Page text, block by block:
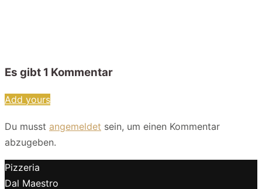
Es gibt 1 Kommentar
Add yours
Du musst angemeldet sein, um einen Kommentar
abzugeben.
Pizzeria
Dal Maestro